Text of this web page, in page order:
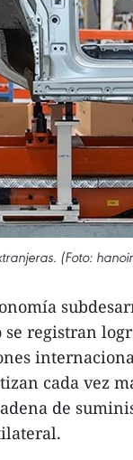
(Foto:
registran
cada vez
de